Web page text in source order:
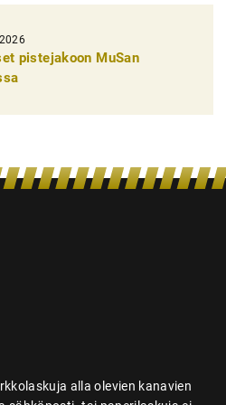
pistejakoon MuSan
alla olevien kanavien